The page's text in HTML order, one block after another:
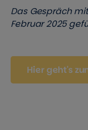
Das Gespräch
Februar 2025
Hier geht's